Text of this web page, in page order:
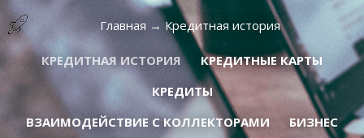
Главная →Кредитная история
КРЕДИТНАЯ ИСТОРИЯ
КРЕДИТНЫЕ КАРТЫ
КРЕДИТЫ
ВЗАИМОДЕЙСТВИЕ С КОЛЛЕКТОРАМИ
БИЗНЕС